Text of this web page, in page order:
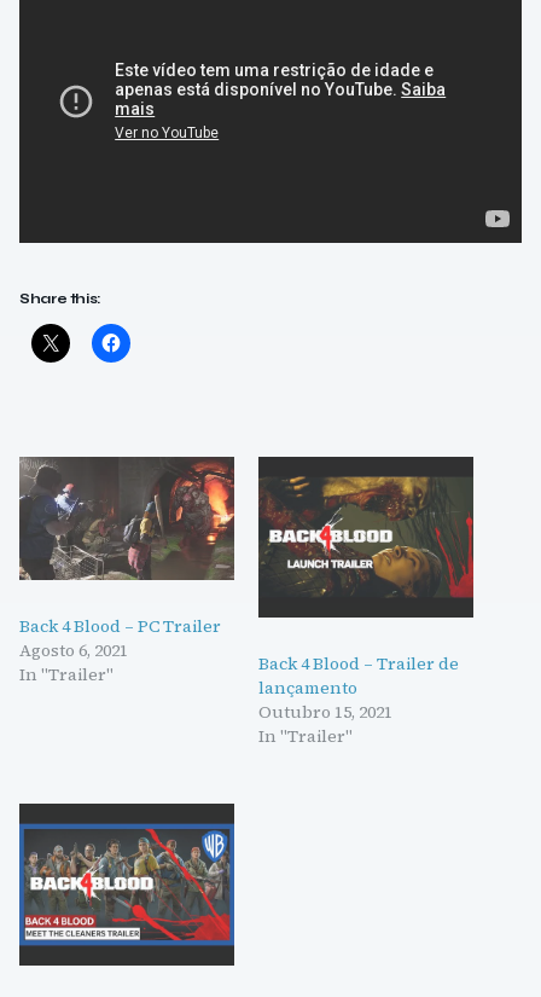
Share this:
Back 4 Blood – PC Trailer
Agosto 6, 2021
In "Trailer"
Back 4 Blood – Trailer de
lançamento
Outubro 15, 2021
In "Trailer"